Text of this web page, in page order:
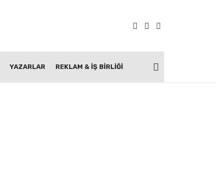
YAZARLAR REKLAM & İŞ BIRLIĞI